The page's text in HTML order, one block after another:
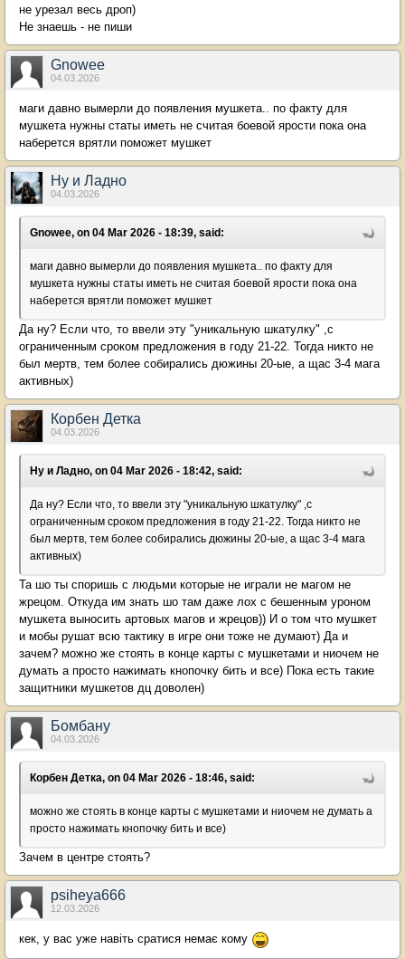
не урезал весь дроп)
Не знаешь - не пиши
Gnowee
04.03.2026
маги давно вымерли до появления мушкета.. по факту для
мушкета нужны статы иметь не считая боевой ярости пока она
наберется врятли поможет мушкет
Ну и Ладно
04.03.2026
Gnowee, on 04 Mar 2026 - 18:39, said:
маги давно вымерли до появления мушкета.. по факту для
мушкета нужны статы иметь не считая боевой ярости пока она
наберется врятли поможет мушкет
Да ну? Если что, то ввели эту "уникальную шкатулку" ,с
ограниченным сроком предложения в году 21-22. Тогда никто не
был мертв, тем более собирались дюжины 20-ые, а щас 3-4 мага
активных)
Корбен Детка
04.03.2026
Ну и Ладно, on 04 Mar 2026 - 18:42, said:
Да ну? Если что, то ввели эту "уникальную шкатулку" ,с
ограниченным сроком предложения в году 21-22. Тогда никто не
был мертв, тем более собирались дюжины 20-ые, а щас 3-4 мага
активных)
Та шо ты споришь с людьми которые не играли не магом не
жрецом. Откуда им знать шо там даже лох с бешенным уроном
мушкета выносить артовых магов и жрецов)) И о том что мушкет
и мобы рушат всю тактику в игре они тоже не думают) Да и
зачем? можно же стоять в конце карты с мушкетами и ниочем не
думать а просто нажимать кнопочку бить и все) Пока есть такие
защитники мушкетов дц доволен)
Бомбану
04.03.2026
Корбен Детка, on 04 Mar 2026 - 18:46, said:
можно же стоять в конце карты с мушкетами и ниочем не думать а
просто нажимать кнопочку бить и все)
Зачем в центре стоять?
psiheya666
12.03.2026
кек, у вас уже навіть сратися немає кому